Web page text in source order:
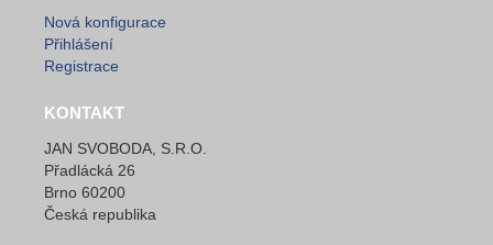
Nová konfigurace
Přihlášení
Registrace
KONTAKT
JAN SVOBODA, S.R.O.
Přadlácká 26
Brno 60200
Česká republika